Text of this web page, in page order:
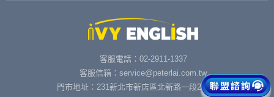
客服電話：02-2911-1337
客服信箱：service@peterlai.com.tw
門市地址：231新北市新店區北新路一段291號6樓